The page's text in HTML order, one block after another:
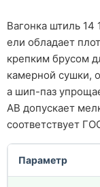
Вагонка штиль 14
ели обладает
крепким брусом
камерной сушки,
а шип-паз
АВ допускает
соответствует
Параметр